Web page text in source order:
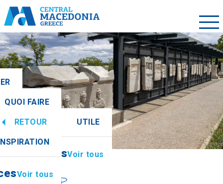
QUOI FAIRE
RETOUR UTILE
Voir tous
Voir tous